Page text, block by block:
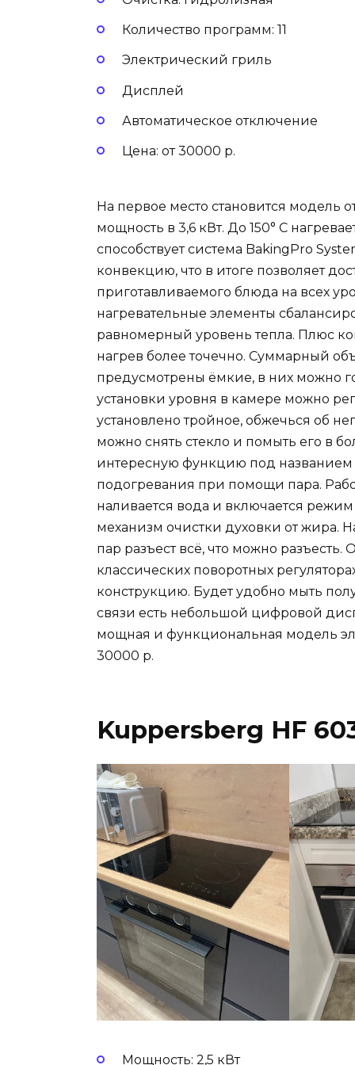
Количество программ: 11
Электрический гриль
Дисплей
Автоматическое отключение
Цена: от 30000 р.
На первое место становится модель
мощность в 3,6 кВт. До 150° С
способствует система BakingPro
конвекцию, что в итоге позволяет
приготавливаемого блюда на всех
нагревательные элементы
равномерный уровень тепла. Плюс
нагрев более точечно. Суммарный
предусмотрены ёмкие, в них можно
установки уровня в камере можно
установлено тройное, обжечься об
можно снять стекло и помыть его в
интересную функцию под
подогревания при помощи пара.
наливается вода и включается
механизм очистки духовки от жира.
пар разъест всё, что можно
классических поворотных
конструкцию. Будет удобно мыть
связи есть небольшой цифровой
мощная и функциональная модель
30000 р.
Kuppersberg HF
Мощность: 2,5 кВт